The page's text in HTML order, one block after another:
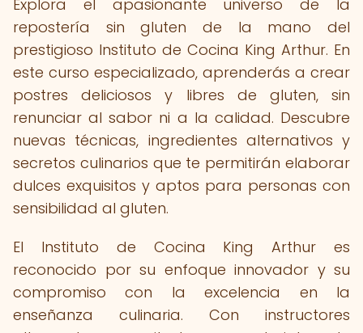
Explora el apasionante universo de la
repostería sin gluten de la mano del
prestigioso Instituto de Cocina King Arthur. En
este curso especializado, aprenderás a crear
postres deliciosos y libres de gluten, sin
renunciar al sabor ni a la calidad. Descubre
nuevas técnicas, ingredientes alternativos y
secretos culinarios que te permitirán elaborar
dulces exquisitos y aptos para personas con
sensibilidad al gluten.
El Instituto de Cocina King Arthur es
reconocido por su enfoque innovador y su
compromiso con la excelencia en la
enseñanza culinaria. Con instructores